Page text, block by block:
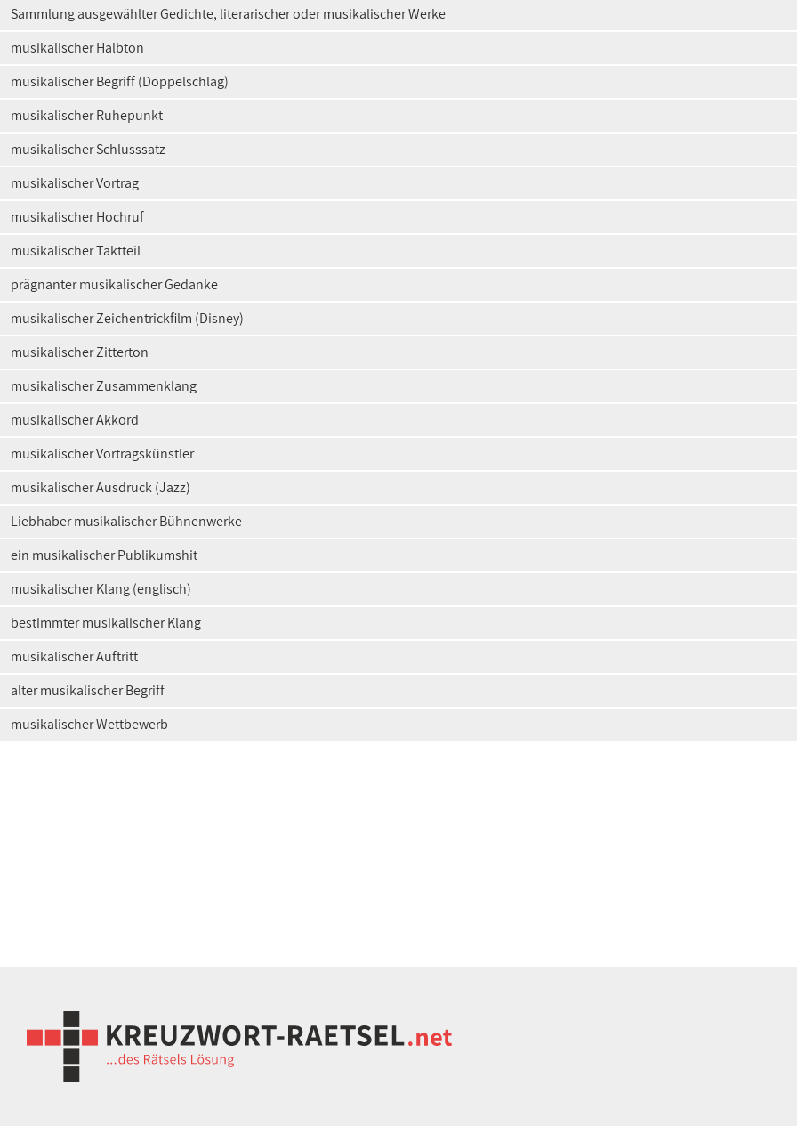
Sammlung ausgewählter Gedichte, literarischer oder musikalischer Werke
musikalischer Halbton
musikalischer Begriff (Doppelschlag)
musikalischer Ruhepunkt
musikalischer Schlusssatz
musikalischer Vortrag
musikalischer Hochruf
musikalischer Taktteil
prägnanter musikalischer Gedanke
musikalischer Zeichentrickfilm (Disney)
musikalischer Zitterton
musikalischer Zusammenklang
musikalischer Akkord
musikalischer Vortragskünstler
musikalischer Ausdruck (Jazz)
Liebhaber musikalischer Bühnenwerke
ein musikalischer Publikumshit
musikalischer Klang (englisch)
bestimmter musikalischer Klang
musikalischer Auftritt
alter musikalischer Begriff
musikalischer Wettbewerb